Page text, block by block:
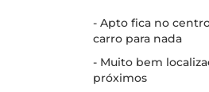
- Apto fica no
carro para nada
- Muito bem
próximos